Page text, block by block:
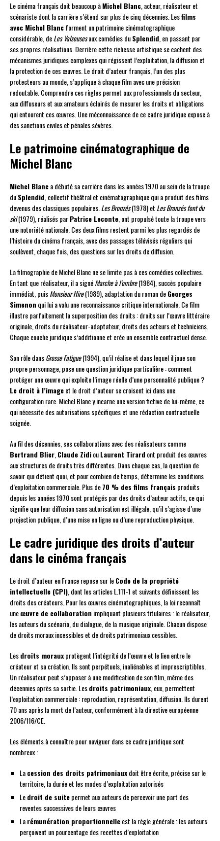
Le cinéma français doit beaucoup àMichel Blanc , acteur, réalisateur et
scénariste dont la carrière s’étend sur plus de cinq décennies. Lesfilms
avec Michel Blancforment un patrimoine cinématographique
considérable, deLes Valseusesaux comédies duSplendid , en passant par
ses propres réalisations. Derrière cette richesse artistique se cachent des
mécanismes juridiques complexes qui régissent l’exploitation, la diffusion et
la protection de ces œuvres. Le droit d’auteur français, l’un des plus
protecteurs au monde, s’applique à chaque film avec une précision
redoutable. Comprendre ces règles permet aux professionnels du secteur,
aux diffuseurs et aux amateurs éclairés de mesurer les droits et obligations
qui entourent ces œuvres. Une méconnaissance de ce cadre juridique expose à
des sanctions civiles et pénales sévères.
Le patrimoine cinématographique de
Michel Blanc
Michel Blanca débuté sa carrière dans les années 1970 au sein de la troupe
duSplendid , collectif théâtral et cinématographique qui a produit des films
devenus des classiques populaires. Les Bronzés(1978) et Les Bronzés font du
ski(1979), réalisés parPatrice Leconte , ont propulsé toute la troupe vers
une notoriété nationale. Ces deux films restent parmi les plus regardés de
l’histoire du cinéma français, avec des passages télévisés réguliers qui
soulèvent, chaque fois, des questions sur les droits de diffusion.
La filmographie de Michel Blanc ne se limite pas à ces comédies collectives.
En tant que réalisateur, il a signéMarche à l’ombre(1984), succès populaire
immédiat, puisMonsieur Hire(1989), adaptation du roman deGeorges
Simenon qui lui a valu une reconnaissance critique internationale. Ce film
illustre parfaitement la superposition des droits : droits sur l’œuvre littéraire
originale, droits du réalisateur-adaptateur, droits des acteurs et techniciens.
Chaque couche juridique s’additionne et crée un ensemble contractuel dense.
Son rôle dansGrosse Fatigue(1994), qu’il réalise et dans lequel il joue son
propre personnage, pose une question juridique particulière : comment
protéger une œuvre qui exploite l’image réelle d’une personnalité publique ?
Le droit à l’imageet le droit d’auteur se croisent ici dans une
configuration rare. Michel Blanc y incarne une version fictive de lui-même, ce
qui nécessite des autorisations spécifiques et une rédaction contractuelle
soignée.
Au fil des décennies, ses collaborations avec des réalisateurs comme
Bertrand Blier Claude ZidiouLaurent Tirard ont produit des œuvres
aux structures de droits très différentes. Dans chaque cas, la question de
savoir qui détient quoi, et pour combien de temps, détermine les conditions
d’exploitation commerciale. Plus de70 % des films français produits
depuis les années 1970 sont protégés par des droits d’auteur actifs, ce qui
signifie que leur diffusion sans autorisation est illégale, qu’il s’agisse d’une
projection publique, d’une mise en ligne ou d’une reproduction physique.
Le cadre juridique des droits d’auteur
dans le cinéma français
Le droit d’auteur en France repose sur leCode de la propriété
intellectuelle (CPI) , dont les articles L.111-1 et suivants définissent les
droits des créateurs. Pour les œuvres cinématographiques, la loi reconnaît
uneœuvre de collaboration impliquant plusieurs titulaires : le réalisateur,
les auteurs du scénario, du dialogue, de la musique originale. Chacun dispose
de droits moraux incessibles et de droits patrimoniaux cessibles.
Lesdroits morauxprotègent l’intégrité de l’œuvre et le lien entre le
créateur et sa création. Ils sont perpétuels, inaliénables et imprescriptibles.
Un réalisateur peut s’opposer à une modification de son film, même des
décennies après sa sortie. Lesdroits patrimoniaux , eux, permettent
l’exploitation commerciale : reproduction, représentation, diffusion. Ils durent
70 ans après la mort de l’auteur, conformément à la directive européenne
2006/116/CE.
Les éléments à connaître pour naviguer dans ce cadre juridique sont
nombreux :
Lacession des droits patrimoniauxdoit être écrite, précise sur le
territoire, la durée et les modes d’exploitation autorisés
Ledroit de suitepermet aux auteurs de percevoir une part des
reventes successives de leurs œuvres
Larémunération proportionnelleest la règle générale : les auteurs
perçoivent un pourcentage des recettes d’exploitation